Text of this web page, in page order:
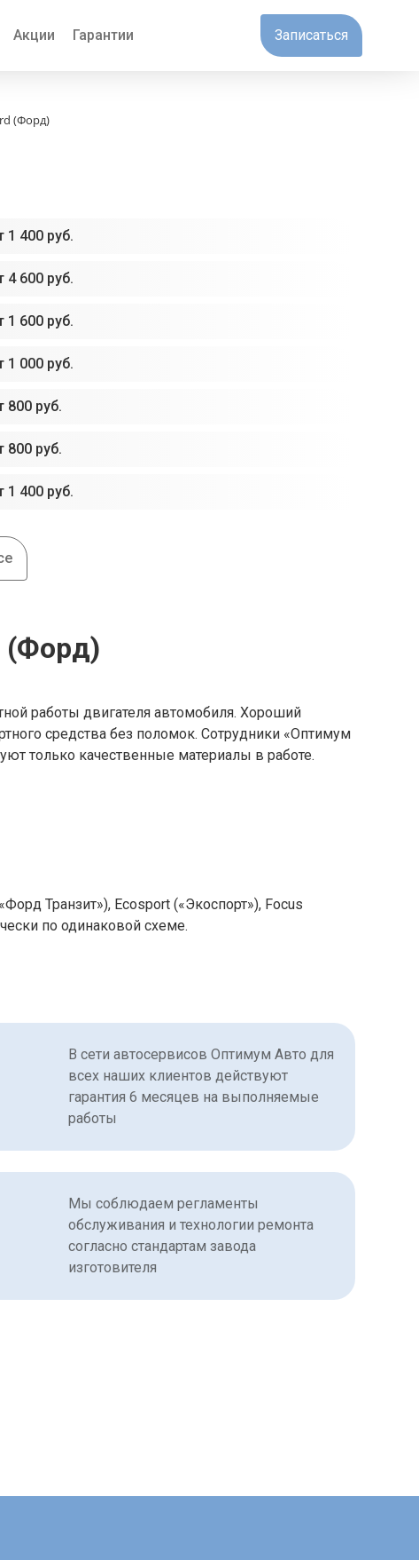
Акции Гарантии Записаться
(Форд)
1 400 руб.
4 600 руб.
1 600 руб.
1 000 руб.
800 руб.
800 руб.
1 400 руб.
(Форд)
работы двигателя автомобиля. Хороший
средства без поломок. Сотрудники «Оптимум
только качественные материалы в работе.
Транзит»), Ecosport («Экоспорт»), Focus
по одинаковой схеме.
В сети автосервисов Оптимум Авто для
всех наших клиентов действуют
гарантия 6 месяцев на выполняемые
работы
Мы соблюдаем регламенты
обслуживания и технологии ремонта
согласно стандартам завода
изготовителя